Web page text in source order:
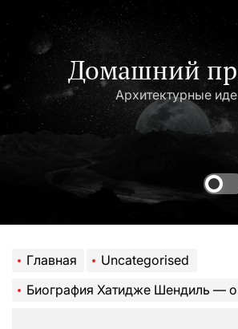
содержимому
Домашний
Архитектурные
Главная
Uncategorised
Биография Хатидже Шендиль — о детстве, карьерном росте и впечатляющих достижениях